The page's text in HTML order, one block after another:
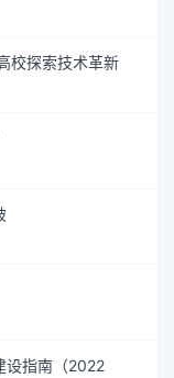
校探索技术革新
设指南（2022